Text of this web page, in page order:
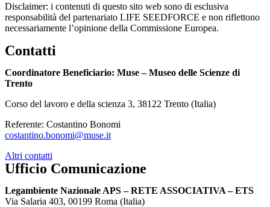
Disclaimer: i contenuti di questo sito web sono di esclusiva
responsabilità del partenariato LIFE SEEDFORCE e non riflettono
necessariamente l’opinione della Commissione Europea.
Contatti
Coordinatore Beneficiario: Muse – Museo delle Scienze di
Trento
Corso del lavoro e della scienza 3, 38122 Trento (Italia)
Referente: Costantino Bonomi
costantino.bonomi@muse.it
Altri contatti
Ufficio Comunicazione
Legambiente Nazionale APS – RETE ASSOCIATIVA – ETS
Via Salaria 403, 00199 Roma (Italia)